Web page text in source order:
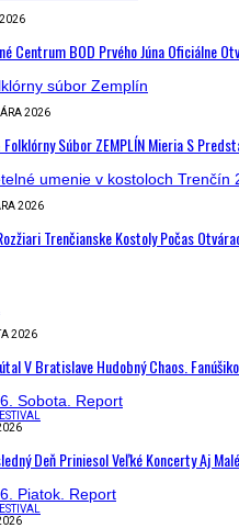
Centrum BOD Prvého Júna Oficiálne
2026
Súbor ZEMPLÍN Mieria S
2026
Trenčianske Kostoly Počas
2026
V Bratislave Hudobný Chaos.
Deň Priniesol Veľké Koncerty Aj